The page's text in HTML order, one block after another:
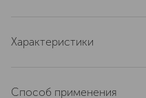
Характеристики
Способ применения